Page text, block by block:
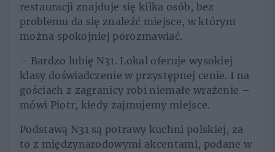
restauracji znajduje się kilka osób, bez
problemu da się znaleźć miejsce, w którym
można spokojniej porozmawiać.
– Bardzo lubię N31. Lokal oferuje wysokiej
klasy doświadczenie w przystępnej cenie. I na
gościach z zagranicy robi niemałe wrażenie –
mówi Piotr, kiedy zajmujemy miejsce.
Podstawą N31 są potrawy kuchni polskiej, za
to z międzynarodowymi akcentami, podane w